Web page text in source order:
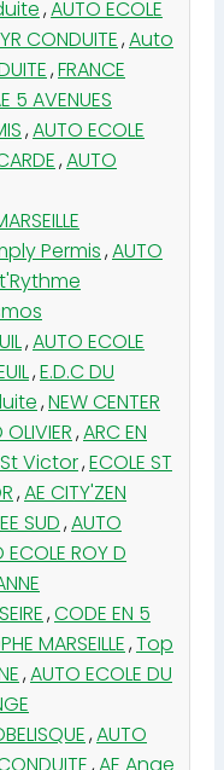
,AUTO ECOLE
CONDUITE,Auto
,FRANCE
5 AVENUES
,AUTO ECOLE
,AUTO
Permis,AUTO
,AUTO ECOLE
,E.D.C DU
,NEW CENTER
,ARC EN
Victor,ECOLE ST
,AE CITY'ZEN
SUD,AUTO
ECOLE ROY D
,CODE EN 5
MARSEILLE,Top
,AUTO ECOLE DU
,AUTO
,AE Ange